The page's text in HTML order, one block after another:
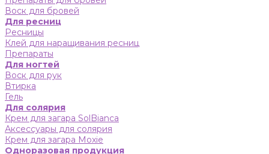
Воск для бровей
Для ресниц
Ресницы
Клей для наращивания ресниц
Препараты
Для ногтей
Воск для рук
Втирка
Гель
Для солярия
Крем для загара SolBianca
Аксессуары для солярия
Крем для загара Moxie
Одноразовая продукция